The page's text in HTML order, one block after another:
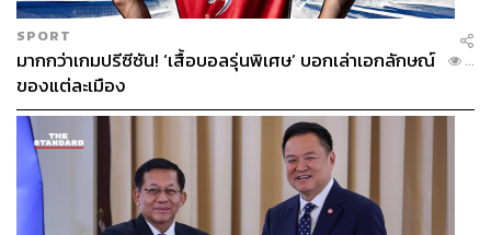
SPORT
มากกว่าเกมปรีซีซัน! ‘เสื้อบอลรุ่นพิเศษ’ บอกเล่าเอกลักษณ์
ของแต่ละเมือง
...